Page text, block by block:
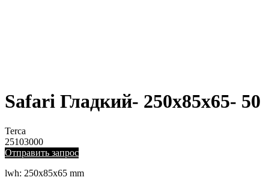
Safari Гладкий- 250x85x65- 50
Terca
25103000
Отправить запрос
lwh: 250x85x65 mm